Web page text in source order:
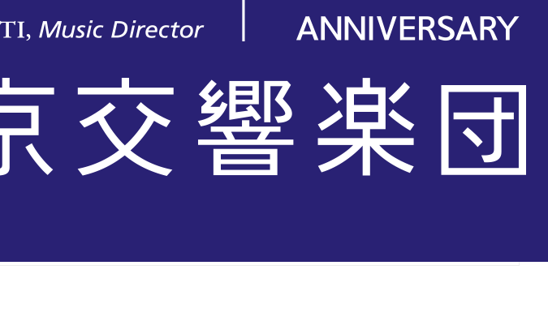
Symphony のウェブサイト。コンサート情報、チケット購入方法、楽団の活動、ニュース、サポート会員のご紹介。